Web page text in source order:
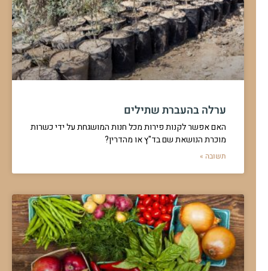
ערלה בהעברת שתילים
האם אפשר לקנות פירות מכל חנות המושגחת על ידי כשרות
מוכרת הנושאת שם בד"ץ או מהדרין?
תשובה »